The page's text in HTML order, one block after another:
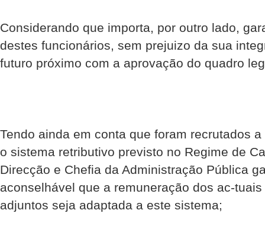
Considerando que importa, por outro lado,
destes funcionários, sem prejuizo da sua
futuro próximo com a aprovação do quadro
Tendo ainda em conta que foram recrutados
o sistema retributivo previsto no Regime de
Direcção e Chefia da Administração Pública
aconselhável que a remuneração dos ac-
adjuntos seja adaptada a este sistema;